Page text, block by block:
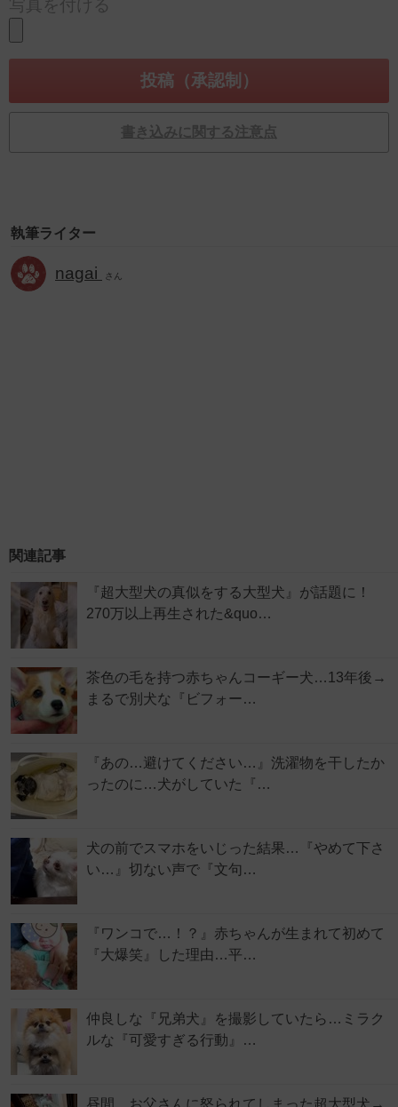
写真を付ける
書き込みに関する注意点
執筆ライター
nagai さん
関連記事
『超大型犬の真似をする大型犬』が話題に！
270万以上再生された&quo…
茶色の毛を持つ赤ちゃんコーギー犬…13年後→
まるで別犬な『ビフォー…
『あの…避けてください…』洗濯物を干したか
ったのに…犬がしていた『…
犬の前でスマホをいじった結果…『やめて下さ
い…』切ない声で『文句…
『ワンコで…！？』赤ちゃんが生まれて初めて
『大爆笑』した理由…平…
仲良しな『兄弟犬』を撮影していたら…ミラク
ルな『可愛すぎる行動』…
昼間、お父さんに怒られてしまった超大型犬→